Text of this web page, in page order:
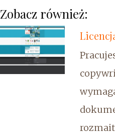
Zobacz również: